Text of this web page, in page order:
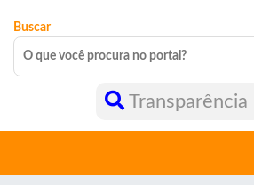
Buscar
Transparência